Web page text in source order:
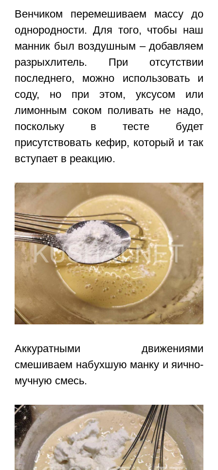
Венчиком перемешиваем массу до
однородности. Для того, чтобы наш
манник был воздушным – добавляем
разрыхлитель. При отсутствии
последнего, можно использовать и
соду, но при этом, уксусом или
лимонным соком поливать не надо,
поскольку в тесте будет
присутствовать кефир, который и так
вступает в реакцию.
Аккуратными движениями
смешиваем набухшую манку и яично-
мучную смесь.